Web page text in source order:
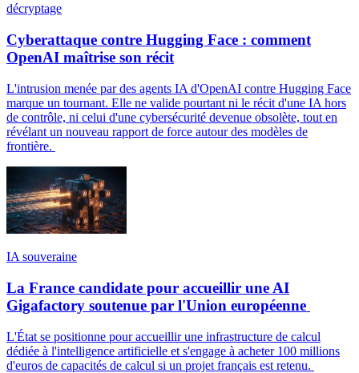
décryptage
Cyberattaque contre Hugging Face : comment
OpenAI maîtrise son récit
L'intrusion menée par des agents IA d'OpenAI contre Hugging Face
marque un tournant. Elle ne valide pourtant ni le récit d'une IA hors
de contrôle, ni celui d'une cybersécurité devenue obsolète, tout en
révélant un nouveau rapport de force autour des modèles de
frontière.
IA souveraine
La France candidate pour accueillir une AI
Gigafactory soutenue par l'Union européenne
L'État se positionne pour accueillir une infrastructure de calcul
dédiée à l'intelligence artificielle et s'engage à acheter 100 millions
d'euros de capacités de calcul si un projet français est retenu.